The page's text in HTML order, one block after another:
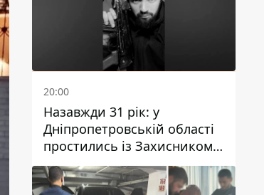
20:00
Назавжди 31 рік: у
Дніпропетровській області
простились із Захисником
Олександром Рєпіним